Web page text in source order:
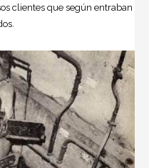
clientes que según entraban